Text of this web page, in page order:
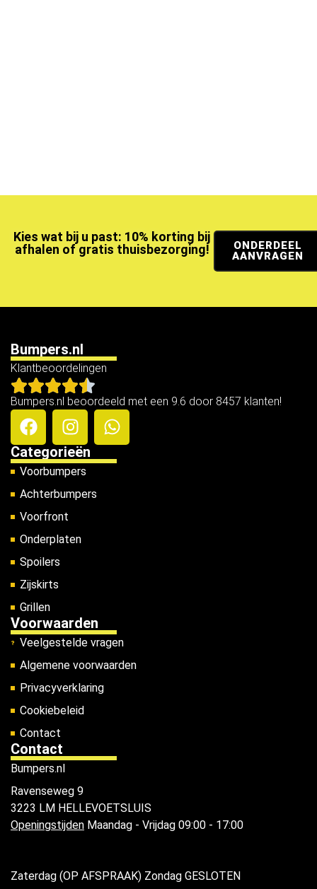
Kies wat bij u past: 10% korting bij
afhalen of gratis thuisbezorging!
ONDERDEEL
AANVRAGEN
Bumpers.nl
Klantbeoordelingen
Bumpers.nl beoordeeld met een 9.6 door 8457 klanten!
Categorieën
Voorbumpers
Achterbumpers
Voorfront
Onderplaten
Spoilers
Zijskirts
Grillen
Voorwaarden
Veelgestelde vragen
Algemene voorwaarden
Privacyverklaring
Cookiebeleid
Contact
Contact
Bumpers.nl
Ravenseweg 9
3223 LM HELLEVOETSLUIS
Openingstijden Maandag - Vrijdag 09:00 - 17:00
Zaterdag (OP AFSPRAAK) Zondag GESLOTEN